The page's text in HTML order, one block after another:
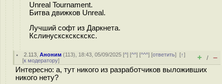
Unreal Tournament.
Битва движков Unreal.
Лучший софт из Даркнета.
Кслинускскскскскс.
2.113 ,Аноним (113), 18:43, 05/09/2025 [^] [^^] [^^^] [ответить][↑]
[к модератору] + / –
Интересно: а, тут никого из разработчиков выложивших
никого нету?